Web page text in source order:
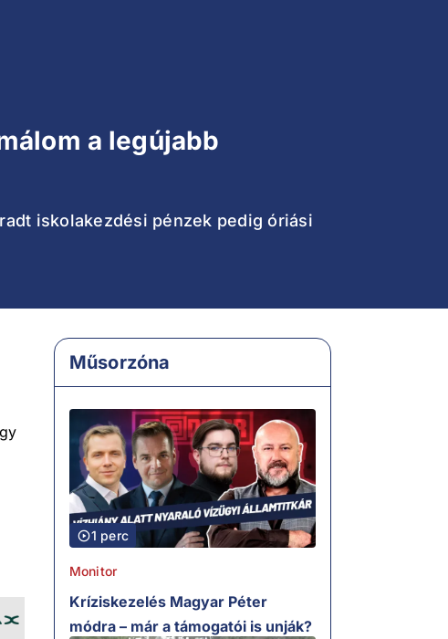
a legújabb
iskolakezdési pénzek pedig óriási
Műsorzóna
1 perc
Monitor
Kríziskezelés Magyar Péter
módra – már a támogatói is unják?